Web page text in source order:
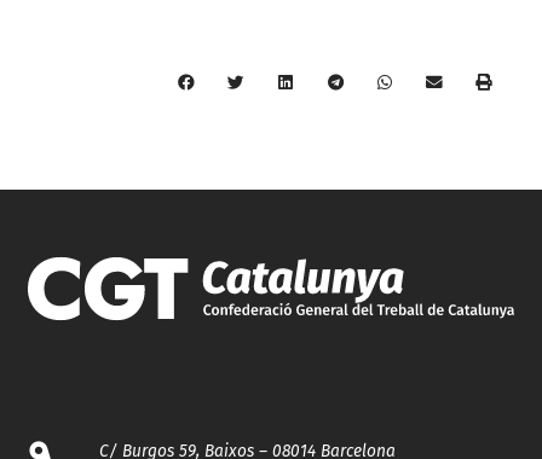
C/ Burgos 59, Baixos – 08014 Barcelona